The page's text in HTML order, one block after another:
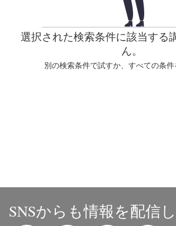
選択された検索条件に該当する
ん。
別の検索条件で試すか、すべての条件
SNSからも情報を配信